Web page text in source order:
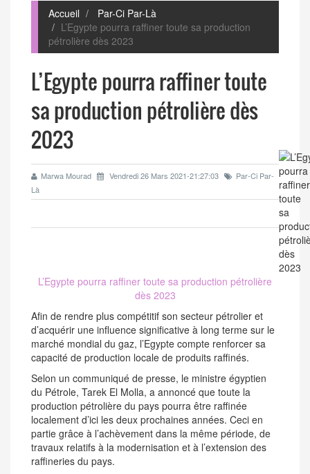
Accueil
Par-Ci Par-Là
L’Egypte pourra raffiner toute sa production
pétrolière dès 2023
L’Egypte pourra raffiner toute
sa production pétrolière dès
2023
Marwa Mourad Vendredi 26 Mars 2021-21:27:03
Par-Ci Par-
Là
L’Egypte pourra raffiner toute sa production pétrolière
dès 2023
Afin de rendre plus compétitif son secteur pétrolier et
d’acquérir une influence significative à long terme sur le
marché mondial du gaz, l’Egypte compte renforcer sa
capacité de production locale de produits raffinés.
Selon un communiqué de presse, le ministre égyptien
du Pétrole, Tarek El Molla, a annoncé que toute la
production pétrolière du pays pourra être raffinée
localement d’ici les deux prochaines années. Ceci en
partie grâce à l’achèvement dans la même période, de
travaux relatifs à la modernisation et à l’extension des
raffineries du pays.